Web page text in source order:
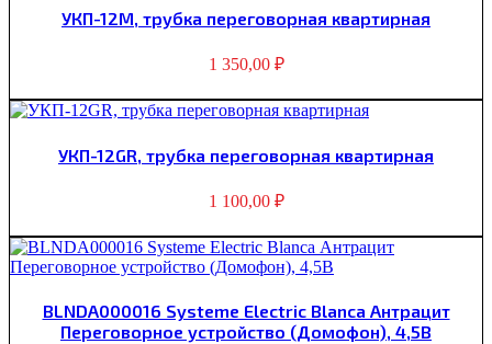
УКП-12М, трубка переговорная квартирная
1 350,00 ₽
УКП-12GR, трубка переговорная квартирная
1 100,00 ₽
BLNDA000016 Systeme Electric Blanca Антрацит
Переговорное устройство (Домофон), 4,5В